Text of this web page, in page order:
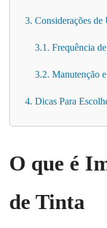
3. Considerações de
3.1. Frequência
3.2. Manutenção
4. Dicas Para
O que é
de Tinta